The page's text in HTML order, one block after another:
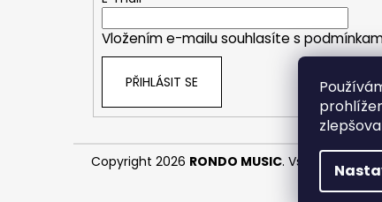
Vložením e-mailu souhlasíte s
PŘIHLÁSIT SE
Copyright 2026 RONDO MUSIC. Všechna práva